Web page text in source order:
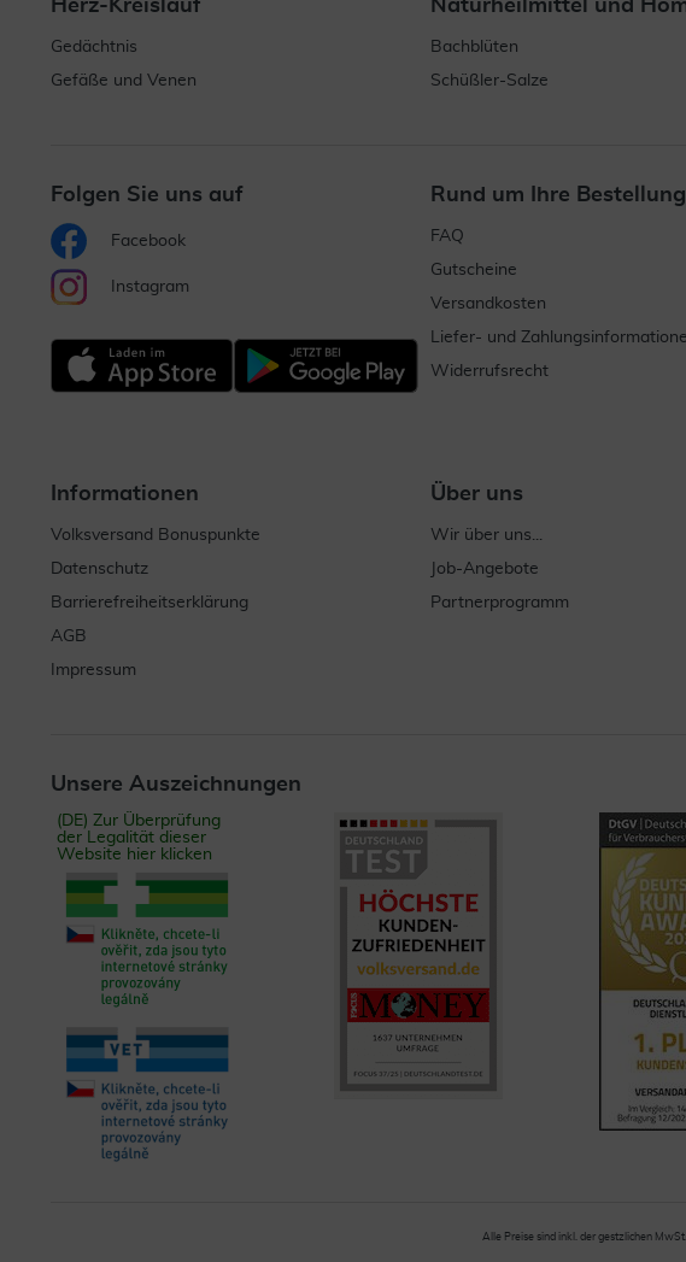
Herz-Kreislauf
Gedächtnis
Gefäße und Venen
Naturheilmittel und
Bachblüten
Schüßler-Salze
Folgen Sie uns auf
Facebook
Instagram
Rund um Ihre Bestellung
FAQ
Gutscheine
Versandkosten
Liefer- und
Widerrufsrecht
Informationen
Volksversand Bonuspunkte
Datenschutz
Barrierefreiheitserklärung
AGB
Impressum
Über uns
Wir über uns...
Job-Angebote
Partnerprogramm
Unsere Auszeichnungen
(DE) Zur Überprüfung
der Legalität dieser
Website hier klicken
Alle Preise sind inkl. der gestzlichen